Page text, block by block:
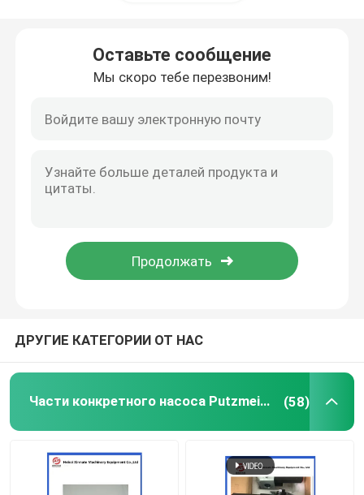
Конкретный насос локоть
резиновый шланг для бетонного насоса
Кружок для очистки бетонных насосов
Бетонный бумпласер
Оставьте сообщение
Мы скоро тебе перезвоним!
ДРУГИЕ КАТЕГОРИИ ОТ НАС
Части конкретного насоса Putzmeister (58)